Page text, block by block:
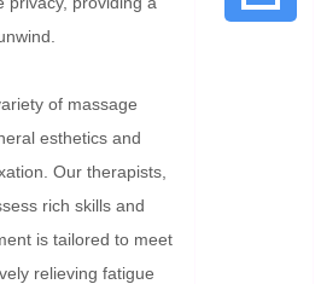
of massage
esthetics and
Our therapists,
rich skills and
is tailored to meet
relieving fatigue